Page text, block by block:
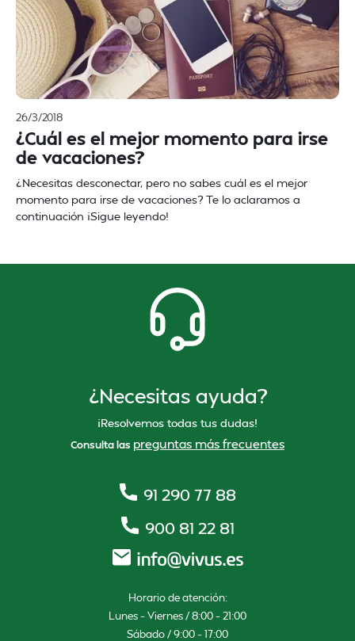
26/3/2018
¿Cuál es el mejor momento para irse
de vacaciones?
¿Necesitas desconectar, pero no sabes cuál es el mejor
momento para irse de vacaciones? Te lo aclaramos a
continuación ¡Sigue leyendo!
¿Necesitas ayuda?
¡Resolvemos todas tus dudas!
Consulta las preguntas más frecuentes
91 290 77 88
900 81 22 81
Horario de atención:
Lunes – Viernes / 8:00 – 21:00
Sábado / 9:00 – 17:00